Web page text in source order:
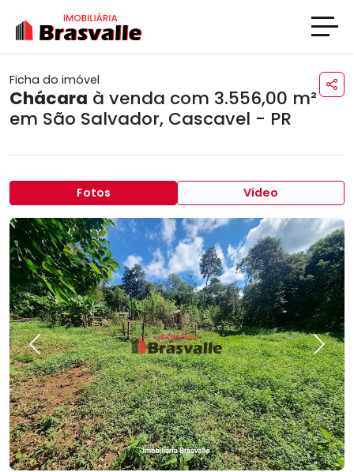
Ficha do imóvel
Chácara à venda com 3.556,00 m²
em São Salvador, Cascavel - PR
Fotos Vídeo
Previous Next